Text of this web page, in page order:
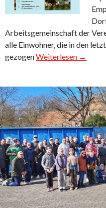
Arbeitsgemeinschaft der
alle Einwohner, die in den
gezogenWeiterlesen →